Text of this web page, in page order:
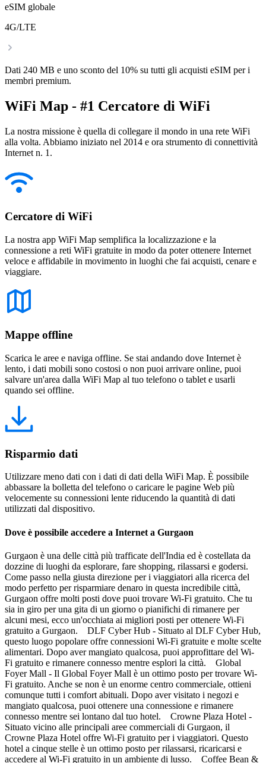
eSIM globale
4G/LTE
Dati 240 MB e uno sconto del 10% su tutti gli acquisti eSIM per i
membri premium.
WiFi Map - #1 Cercatore di WiFi
La nostra missione è quella di collegare il mondo in una rete WiFi
alla volta. Abbiamo iniziato nel 2014 e ora strumento di connettività
Internet n. 1.
Cercatore di WiFi
La nostra app WiFi Map semplifica la localizzazione e la
connessione a reti WiFi gratuite in modo da poter ottenere Internet
veloce e affidabile in movimento in luoghi che fai acquisti, cenare e
viaggiare.
Mappe offline
Scarica le aree e naviga offline. Se stai andando dove Internet è
lento, i dati mobili sono costosi o non puoi arrivare online, puoi
salvare un'area dalla WiFi Map al tuo telefono o tablet e usarli
quando sei offline.
Risparmio dati
Utilizzare meno dati con i dati di dati della WiFi Map. È possibile
abbassare la bolletta del telefono o caricare le pagine Web più
velocemente su connessioni lente riducendo la quantità di dati
utilizzati dal dispositivo.
Dove è possibile accedere a Internet a Gurgaon
Gurgaon è una delle città più trafficate dell'India ed è costellata da
dozzine di luoghi da esplorare, fare shopping, rilassarsi e godersi.
Come passo nella giusta direzione per i viaggiatori alla ricerca del
modo perfetto per risparmiare denaro in questa incredibile città,
Gurgaon offre molti posti dove puoi trovare Wi-Fi gratuito. Che tu
sia in giro per una gita di un giorno o pianifichi di rimanere per
alcuni mesi, ecco un'occhiata ai migliori posti per ottenere Wi-Fi
gratuito a Gurgaon. DLF Cyber Hub - Situato al DLF Cyber Hub,
questo luogo popolare offre connessioni Wi-Fi gratuite e molte scelte
alimentari. Dopo aver mangiato qualcosa, puoi approfittare del Wi-
Fi gratuito e rimanere connesso mentre esplori la città. Global
Foyer Mall - Il Global Foyer Mall è un ottimo posto per trovare Wi-
Fi gratuito. Anche se non è un enorme centro commerciale, ottieni
comunque tutti i comfort abituali. Dopo aver visitato i negozi e
mangiato qualcosa, puoi ottenere una connessione e rimanere
connesso mentre sei lontano dal tuo hotel. Crowne Plaza Hotel -
Situato vicino alle principali aree commerciali di Gurgaon, il
Crowne Plaza Hotel offre Wi-Fi gratuito per i viaggiatori. Questo
hotel a cinque stelle è un ottimo posto per rilassarsi, ricaricarsi e
accedere al Wi-Fi gratuito in un ambiente di lusso. Coffee Bean &